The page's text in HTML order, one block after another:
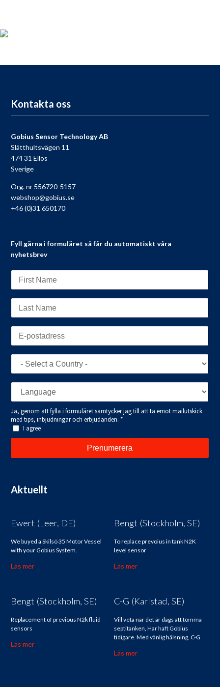
Kontakta oss
Gobius Sensor Technology AB
Slätthultsvägen 11
474 31 Ellös
Sverige
Org. nr 556720-5157
webshop@gobius.se
+46 (0)31 650170
Fyll gärna i formuläret så får du automatiskt våra
nyhetsbrev
Aktuellt
Ewert (Leer, DE)
We buyed a Skilsö 35 Motor Vessel
with your Gobius System.
Läs mer
Bengt (Stockholm, SE)
To replace prevoius in tank N2K
level sensor
Läs mer
Bengt (Stockholm, SE)
Replacement of previous N2k fluid
sensors
Läs mer
C-G (Karlstad, SE)
Vill veta när det är dags att tömma
septitanken, Har haft Gobius
tidigare. Med vänlig hälsning, C-G
Läs mer